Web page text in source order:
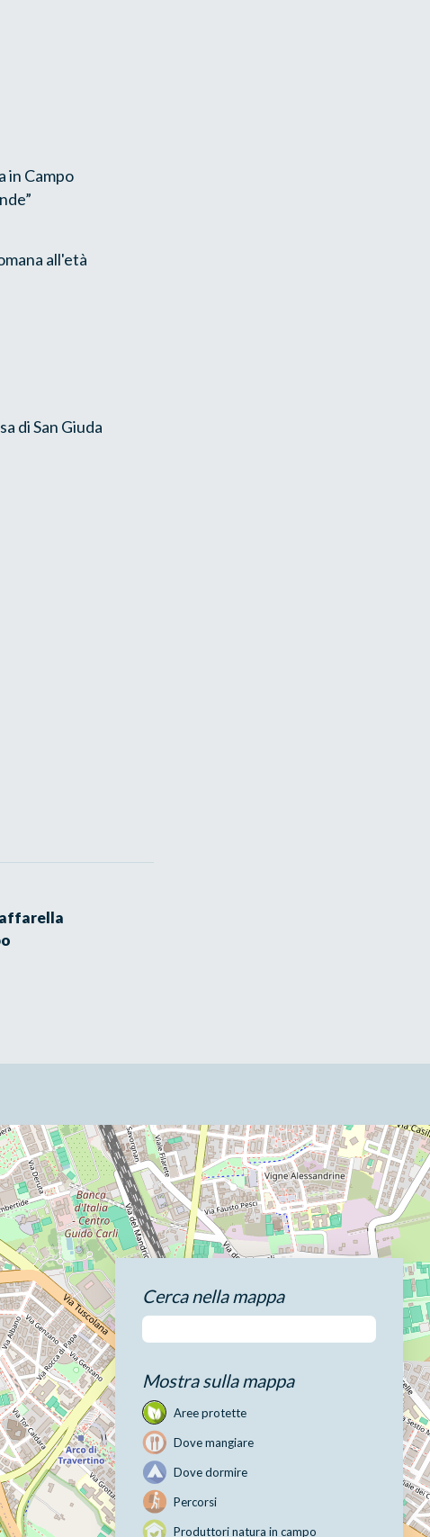
in Campo
all'età
di San Giuda
Cerca nella mappa
Mostra sulla mappa
Aree protette
Dove mangiare
Dove dormire
Percorsi
Produttori natura in campo